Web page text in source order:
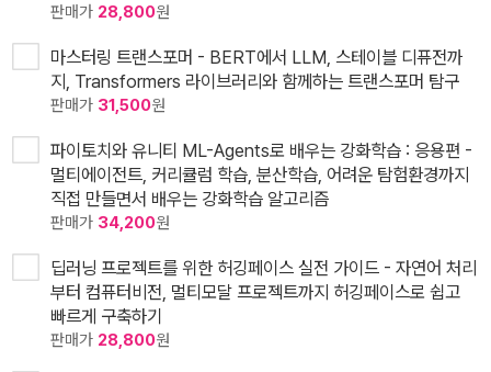
판매가 28,800원
마스터링 트랜스포머 - BERT에서 LLM, 스테이블 디퓨전까
지, Transformers 라이브러리와 함께하는 트랜스포머 탐구
판매가 31,500원
파이토치와 유니티 ML-Agents로 배우는 강화학습 : 응용편 -
멀티에이전트, 커리큘럼 학습, 분산학습, 어려운 탐험환경까지
직접 만들면서 배우는 강화학습 알고리즘
판매가 34,200원
딥러닝 프로젝트를 위한 허깅페이스 실전 가이드 - 자연어 처리
부터 컴퓨터비전, 멀티모달 프로젝트까지 허깅페이스로 쉽고
빠르게 구축하기
판매가 28,800원